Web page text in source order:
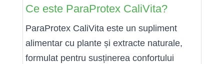
Ce este ParaProtex CaliVita?
ParaProtex CaliVita este un supliment
alimentar cu plante și extracte naturale,
formulat pentru susținerea confortului